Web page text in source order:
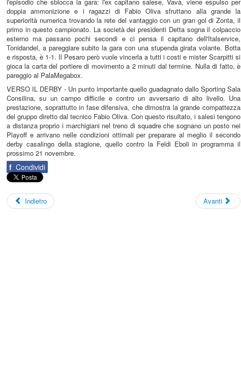
doppia ammonizione e i ragazzi di Fabio Oliva sfruttano alla grande la
superiorità numerica trovando la rete del vantaggio con un gran gol di Zonta, il
primo in questo campionato. La società dei presidenti Detta sogna il colpaccio
esterno ma passano pochi secondi e ci pensa il capitano dell'Italservice,
Tonidandel, a pareggiare subito la gara con una stupenda girata volante. Botta
e risposta, è 1-1. Il Pesaro però vuole vincerla a tutti i costi e mister Scarpitti si
gioca la carta del portiere di movimento a 2 minuti dal termine. Nulla di fatto, è
pareggio al PalaMegabox.
VERSO IL DERBY - Un punto importante quello guadagnato dallo Sporting Sala
Consilina, su un campo difficile e contro un avversario di alto livello. Una
prestazione, soprattutto in fase difensiva, che dimostra la grande compattezza
del gruppo diretto dal tecnico Fabio Oliva. Con questo risultato, i salesi tengono
a distanza proprio i marchigiani nel treno di squadre che sognano un posto nei
Playoff e arrivano nelle condizioni ottimali per preparare al meglio il secondo
derby casalingo della stagione, quello contro la Feldi Eboli in programma il
prossimo 21 novembre.
f Condividi
Indietro Avanti